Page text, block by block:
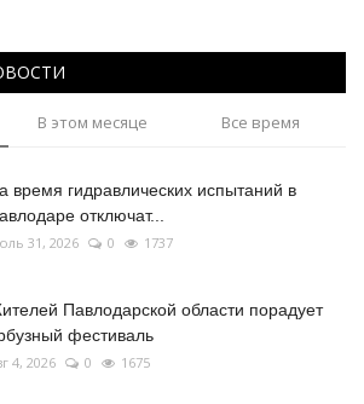
В этом месяце Все время
время гидравлических испытаний в
отключат...
31, 2026 0 1737
Павлодарской области порадует
фестиваль
4, 2026 0 1675